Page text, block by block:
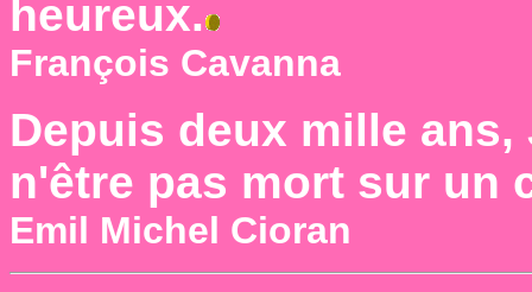
heureux.
François Cavanna
Depuis deux mille
n'être pas mort sur un
Emil Michel Cioran